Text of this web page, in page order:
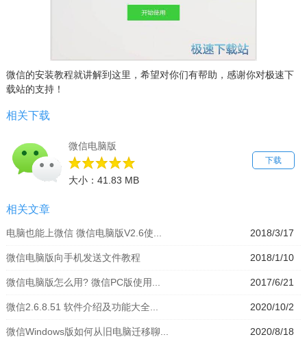
微信的安装教程就讲解到这里，希望对你们有帮助，感谢你对极速下
载站的支持！
相关下载
下载
微信电脑版
大小：41.83 MB
相关文章
2018/3/17
电脑也能上微信 微信电脑版V2.6使...
2018/1/10
微信电脑版向手机发送文件教程
2017/6/21
微信电脑版怎么用? 微信PC版使用...
2020/10/2
微信2.6.8.51 软件介绍及功能大全...
2020/8/18
微信Windows版如何从旧电脑迁移聊...